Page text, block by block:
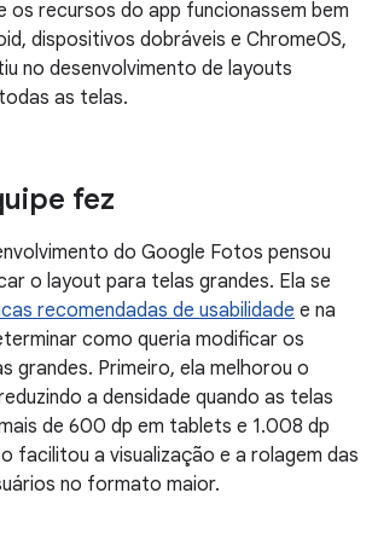
os recursos do app funcionassem bem
dispositivos dobráveis e ChromeOS,
no desenvolvimento de layouts
as telas.
fez
do Google Fotos pensou
o layout para telas grandes. Ela se
recomendadas de usabilidade e na
como queria modificar os
grandes. Primeiro, ela melhorou o
a densidade quando as telas
de 600 dp em tablets e 1.008 dp
facilitou a visualização e a rolagem das
no formato maior.